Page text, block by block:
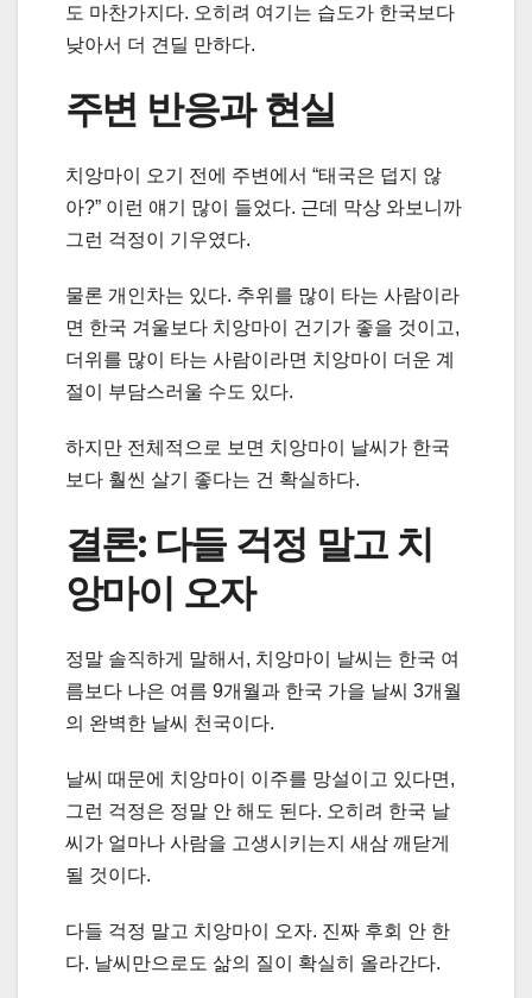
도 마찬가지다. 오히려 여기는 습도가 한국보다
낮아서 더 견딜 만하다.
주변 반응과 현실
치앙마이 오기 전에 주변에서 “태국은 덥지 않
아?” 이런 얘기 많이 들었다. 근데 막상 와보니까
그런 걱정이 기우였다.
물론 개인차는 있다. 추위를 많이 타는 사람이라
면 한국 겨울보다 치앙마이 건기가 좋을 것이고,
더위를 많이 타는 사람이라면 치앙마이 더운 계
절이 부담스러울 수도 있다.
하지만 전체적으로 보면 치앙마이 날씨가 한국
보다 훨씬 살기 좋다는 건 확실하다.
결론: 다들 걱정 말고 치
앙마이 오자
정말 솔직하게 말해서, 치앙마이 날씨는 한국 여
름보다 나은 여름 9개월과 한국 가을 날씨 3개월
의 완벽한 날씨 천국이다.
날씨 때문에 치앙마이 이주를 망설이고 있다면,
그런 걱정은 정말 안 해도 된다. 오히려 한국 날
씨가 얼마나 사람을 고생시키는지 새삼 깨닫게
될 것이다.
다들 걱정 말고 치앙마이 오자. 진짜 후회 안 한
다. 날씨만으로도 삶의 질이 확실히 올라간다.